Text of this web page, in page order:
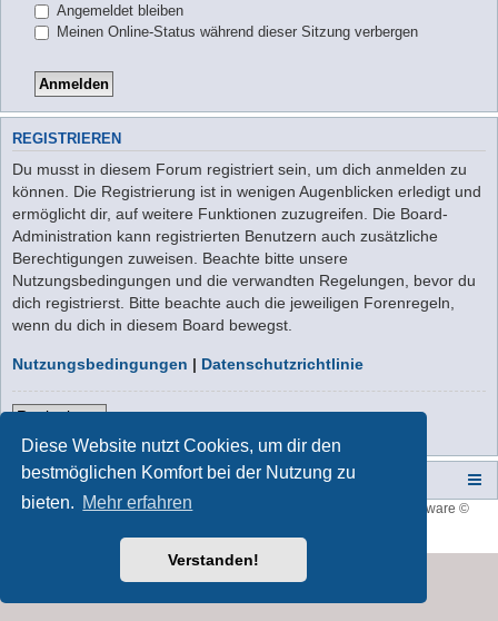
Diese Website nutzt Cookies, um dir den
bestmöglichen Komfort bei der Nutzung zu
bieten. Mehr erfahren
Verstanden!
Angemeldet bleiben
Meinen Online-Status während dieser Sitzung verbergen
REGISTRIEREN
Du musst in diesem Forum registriert sein, um dich anmelden zu
können. Die Registrierung ist in wenigen Augenblicken erledigt und
ermöglicht dir, auf weitere Funktionen zuzugreifen. Die Board-
Administration kann registrierten Benutzern auch zusätzliche
Berechtigungen zuweisen. Beachte bitte unsere
Nutzungsbedingungen und die verwandten Regelungen, bevor du
dich registrierst. Bitte beachte auch die jeweiligen Forenregeln,
wenn du dich in diesem Board bewegst.
Nutzungsbedingungen | Datenschutzrichtlinie
Registrieren
Campers-World-Forum Portal Foren-Übersicht
Style developer byforum tricolor
® Forum Software ©
Deutsche Übersetzung durch